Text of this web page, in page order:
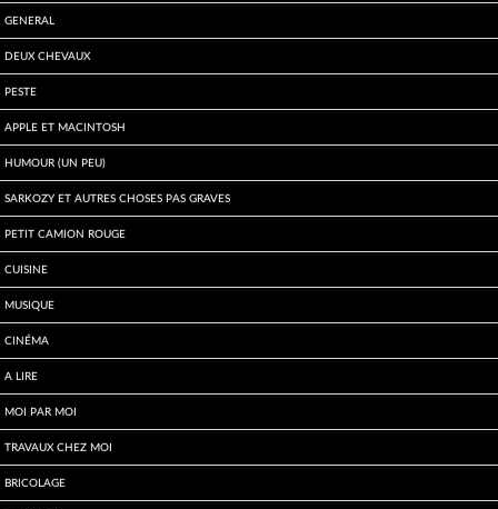
General
Deux Chevaux
Peste
Apple et Macintosh
Humour (un peu)
Sarkozy et autres choses pas graves
Petit Camion Rouge
Cuisine
Musique
Cinéma
A lire
Moi par Moi
Travaux chez moi
Bricolage